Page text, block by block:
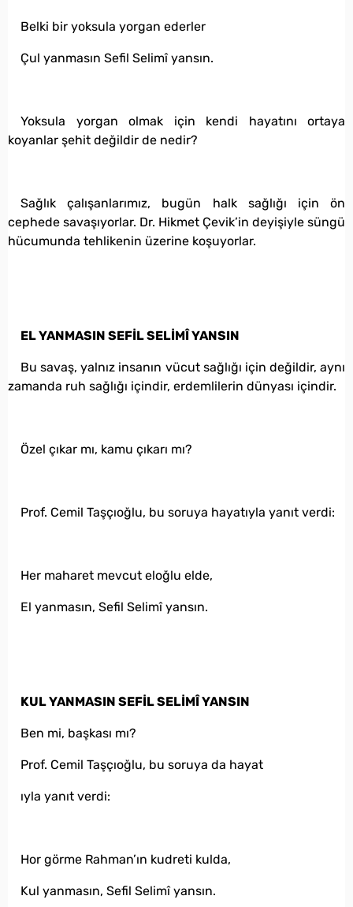
Belki bir yoksula yorgan ederler
Çul yanmasın Sefil Selimî yansın.
Yoksula yorgan olmak için kendi hayatını ortaya
koyanlar şehit değildir de nedir?
Sağlık çalışanlarımız, bugün halk sağlığı için ön
cephede savaşıyorlar. Dr. Hikmet Çevik’in deyişiyle süngü
hücumunda tehlikenin üzerine koşuyorlar.
EL YANMASIN SEFİL SELİMÎ YANSIN
Bu savaş, yalnız insanın vücut sağlığı için değildir, aynı
zamanda ruh sağlığı içindir, erdemlilerin dünyası içindir.
Özel çıkar mı, kamu çıkarı mı?
Prof. Cemil Taşçıoğlu, bu soruya hayatıyla yanıt verdi:
Her maharet mevcut eloğlu elde,
El yanmasın, Sefil Selimî yansın.
KUL YANMASIN SEFİL SELİMÎ YANSIN
Ben mi, başkası mı?
Prof. Cemil Taşçıoğlu, bu soruya da hayat
ıyla yanıt verdi:
Hor görme Rahman’ın kudreti kulda,
Kul yanmasın, Sefil Selimî yansın.